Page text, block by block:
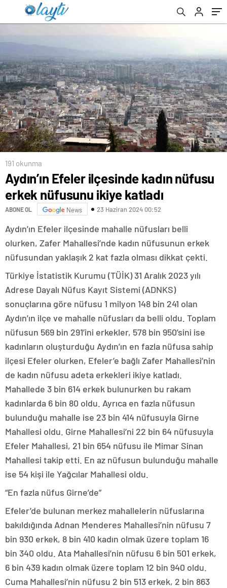
191 okunma
Aydın’ın Efeler ilçesinde kadın nüfusu
erkek nüfusunu ikiye katladı
ABONE OL News 23 Haziran 2024 00:52
Aydın’ın Efeler ilçesinde mahalle nüfusları belli
olurken, Zafer Mahallesi’nde kadın nüfusunun erkek
nüfusundan yaklaşık 2 kat fazla olması dikkat çekti.
Türkiye İstatistik Kurumu (TÜİK) 31 Aralık 2023 yılı
Adrese Dayalı Nüfus Kayıt Sistemi (ADNKS)
sonuçlarına göre nüfusu 1 milyon 148 bin 241 olan
Aydın’ın ilçe ve mahalle nüfusları da belli oldu. Toplam
nüfusun 569 bin 291’ini erkekler, 578 bin 950’sini ise
kadınların oluşturduğu Aydın’ın en fazla nüfusa sahip
ilçesi Efeler olurken, Efeler’e bağlı Zafer Mahallesi’nin
de kadın nüfusu adeta erkekleri ikiye katladı.
Mahallede 3 bin 614 erkek bulunurken bu rakam
kadınlarda 6 bin 80 oldu. Ayrıca en fazla nüfusun
bulunduğu mahalle ise 23 bin 414 nüfusuyla Girne
Mahallesi oldu. Girne Mahallesi’ni 22 bin 64 nüfusuyla
Efeler Mahallesi, 21 bin 654 nüfusu ile Mimar Sinan
Mahallesi takip etti. En az nüfusun bulunduğu mahalle
ise 54 kişi ile Yağcılar Mahallesi oldu.
“En fazla nüfus Girne’de”
Efeler’de bulunan merkez mahallelerin nüfuslarına
bakıldığında Adnan Menderes Mahallesi’nin nüfusu 7
bin 930 erkek, 8 bin 410 kadın olmak üzere toplam 16
bin 340 oldu. Ata Mahallesi’nin nüfusu 6 bin 501 erkek,
6 bin 439 kadın olmak üzere toplam 12 bin 940 oldu.
Cuma Mahallesi’nin nüfusu 2 bin 513 erkek, 2 bin 863